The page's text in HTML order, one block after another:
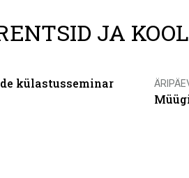
JA
külastusseminar